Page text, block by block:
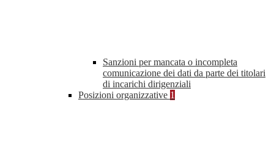
Sanzioni per mancata o incompleta
comunicazione dei dati da parte dei titolari
di incarichi dirigenziali
Posizioni organizzative 1